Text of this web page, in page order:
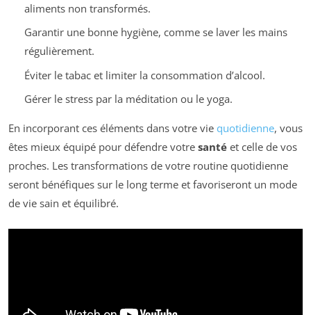
aliments non transformés.
Garantir une bonne hygiène, comme se laver les mains
régulièrement.
Éviter le tabac et limiter la consommation d’alcool.
Gérer le stress par la méditation ou le yoga.
En incorporant ces éléments dans votre vie quotidienne, vous
êtes mieux équipé pour défendre votre santé et celle de vos
proches. Les transformations de votre routine quotidienne
seront bénéfiques sur le long terme et favoriseront un mode
de vie sain et équilibré.